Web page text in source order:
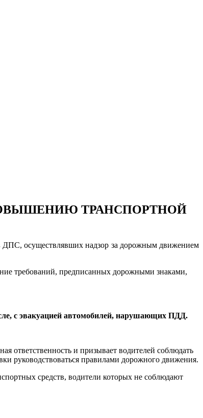
ТРАНСПОРТНОЙ
ДПС, осуществлявших надзор за дорожным движением
требований, предписанных дорожными знаками,
с эвакуацией автомобилей, нарушающих ПДД.
ответственность и призывает водителей соблюдать
руководствоваться правилами дорожного движения.
средств, водители которых не соблюдают